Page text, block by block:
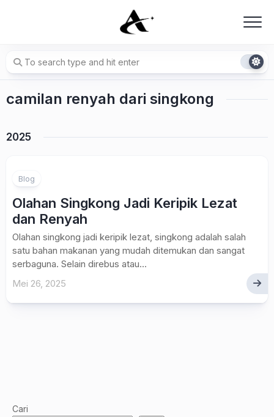
camilan renyah dari singkong
2025
Blog
Olahan Singkong Jadi Keripik Lezat
dan Renyah
Olahan singkong jadi keripik lezat, singkong adalah salah
satu bahan makanan yang mudah ditemukan dan sangat
serbaguna. Selain direbus atau...
Mei 26, 2025
Cari